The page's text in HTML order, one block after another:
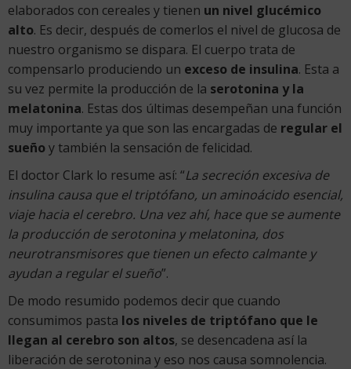
elaborados con cereales y tienen un nivel glucémico
alto. Es decir, después de comerlos el nivel de glucosa de
nuestro organismo se dispara. El cuerpo trata de
compensarlo produciendo un exceso de insulina. Esta a
su vez permite la producción de la serotonina y la
melatonina. Estas dos últimas desempeñan una función
muy importante ya que son las encargadas de regular el
sueñoy también la sensación de felicidad.
El doctor Clark lo resume así: “La secreción excesiva de
insulina causa que el triptófano, un aminoácido esencial,
viaje hacia el cerebro. Una vez ahí, hace que se aumente
la producción de serotonina y melatonina, dos
neurotransmisores que tienen un efecto calmante y
ayudan a regular el sueño”.
De modo resumido podemos decir que cuando
consumimos pasta los niveles de triptófano que le
llegan al cerebro son altos, se desencadena así la
liberación de serotonina y eso nos causa somnolencia.